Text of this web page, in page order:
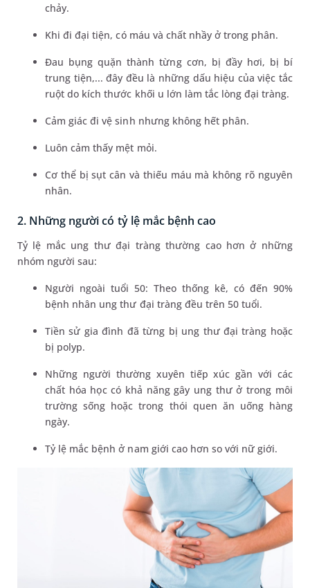
chảy.
Khi đi đại tiện, có máu và chất nhầy ở trong phân.
Đau bụng quặn thành từng cơn, bị đầy hơi, bị bí
trung tiện,... đây đều là những dấu hiệu của việc tắc
ruột do kích thước khối u lớn làm tắc lòng đại tràng.
Cảm giác đi vệ sinh nhưng không hết phân.
Luôn cảm thấy mệt mỏi.
Cơ thể bị sụt cân và thiếu máu mà không rõ nguyên
nhân.
2. Những người có tỷ lệ mắc bệnh cao
Tỷ lệ mắc ung thư đại tràng thường cao hơn ở những
nhóm người sau:
Người ngoài tuổi 50: Theo thống kê, có đến 90%
bệnh nhân ung thư đại tràng đều trên 50 tuổi.
Tiền sử gia đình đã từng bị ung thư đại tràng hoặc
bị polyp.
Những người thường xuyên tiếp xúc gần với các
chất hóa học có khả năng gây ung thư ở trong môi
trường sống hoặc trong thói quen ăn uống hàng
ngày.
Tỷ lệ mắc bệnh ở nam giới cao hơn so với nữ giới.